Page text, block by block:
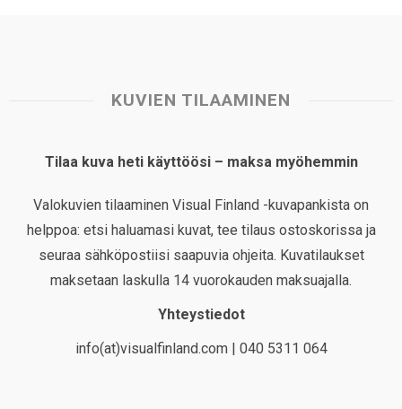
KUVIEN TILAAMINEN
Tilaa kuva heti käyttöösi – maksa myöhemmin
Valokuvien tilaaminen Visual Finland -kuvapankista on
helppoa: etsi haluamasi kuvat, tee tilaus ostoskorissa ja
seuraa sähköpostiisi saapuvia ohjeita. Kuvatilaukset
maksetaan laskulla 14 vuorokauden maksuajalla.
Yhteystiedot
info(at)visualfinland.com | 040 5311 064